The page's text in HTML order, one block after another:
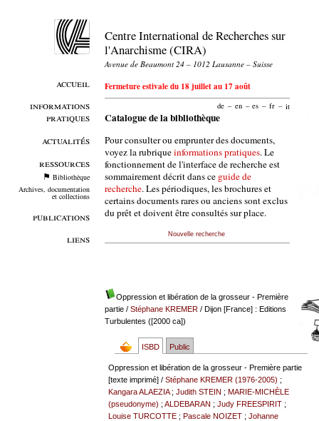
accueil
informations
pratiques
actualités
ressources
Bibliothèque
Archives, documentation
et collections
publications
liens
Centre International de Recherches sur
l'Anarchisme (CIRA)
Avenue de Beaumont 24 – 1012 Lausanne – Suisse
Fermeture estivale du 18 juillet au 17 août
de – en – es – fr – it
Catalogue de la bibliothèque
Pour consulter ou emprunter des documents,
voyez la rubriqueinformations pratiques. Le
fonctionnement de l'interface de recherche est
sommairement décrit dans ce guide de
recherche. Les périodiques, les brochures et
certains documents rares ou anciens sont exclus
du prêt et doivent être consultés sur place.
Nouvelle recherche
Oppression et libération de la grosseur - Première
partie/ Stéphane KREMER/ Dijon [France] : Editions
Turbulentes ([2000 ca])
ISBD Public
Oppression et libération de la grosseur - Première partie
[texte imprimé] /Stéphane KREMER (1976-2005) ;
Kangara ALAEZIA;Judith STEIN ;MARIE-MICHÈLE
(pseudonyme) ;ALDEBARAN ;Judy FREESPIRIT ;
Louise TURCOTTE ;Pascale NOIZET ;Johanne